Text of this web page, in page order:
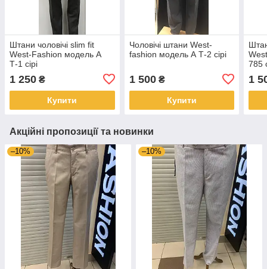
Штани чоловічі slim fit
West-Fashion модель А
Т-1 сірі
1 250 ₴
Купити
Чоловічі штани West-
fashion модель А Т-2 сірі
1 500₴
Купити
785
1
Акційні пропозиції та новинки
–10% –10%